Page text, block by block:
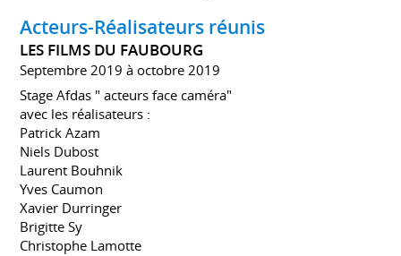
Acteurs-Réalisateurs réunis
LES FILMS DU FAUBOURG
Septembre 2019 à octobre 2019
Stage Afdas " acteurs face caméra"
avec les réalisateurs :
Patrick Azam
Niels Dubost
Laurent Bouhnik
Yves Caumon
Xavier Durringer
Brigitte Sy
Christophe Lamotte